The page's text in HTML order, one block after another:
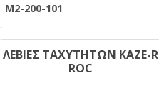
Μ2-200-101
ΛΕΒΙΕΣ ΤΑΧΥΤΗΤΩΝ ΚΑΖΕ-R
RΟC